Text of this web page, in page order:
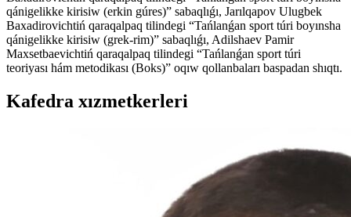
qánigelikke kirisiw (erkin gúres)” sabaqlıǵı, Jarılqapov Ulugbek
Baxadirovichtiń qaraqalpaq tilindegi “Tańlanǵan sport túri boyınsha
qánigelikke kirisiw (grek-rim)” sabaqlıǵı, Adilshaev Pamir
Maxsetbaevichtiń qaraqalpaq tilindegi “Tańlanǵan sport túri
teoriyası hám metodikası (Boks)” oqıw qollanbaları baspadan shıqtı.
Kafedra xızmеtkerleri